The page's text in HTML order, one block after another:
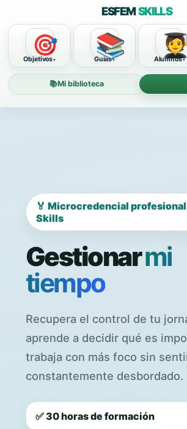
ESFEMSKILLS
🎯
Objetivos 📚
Guías
🧑‍🎓
Alumnos
📚Mi biblioteca
🏅 Microcredencial profesional
Skills
Gestionarmi
tiempo
Recupera el control de tu
aprende a decidir qué es
trabaja con más foco sin
constantemente desbordado.
✅ 30 horas de formación